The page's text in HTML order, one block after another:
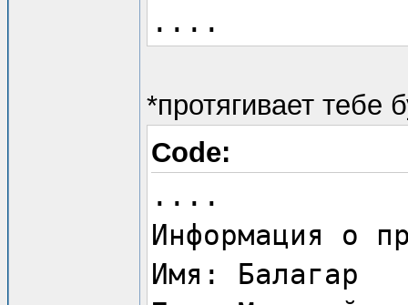
....
*протягивает тебе
Code:
....
Информация о
Имя: Балагар